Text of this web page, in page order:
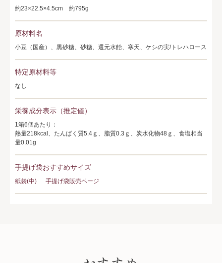
約23×22.5×4.5cm 約795g
原材料名
小豆（国産）、黒砂糖、砂糖、還元水飴、寒天、ケシの実/トレハロース
特定原材料等
なし
栄養成分表示（推定値）
1箱6個あたり：
熱量218kcal、たんぱく質5.4ｇ、脂質0.3ｇ、炭水化物48ｇ、食塩相当
量0.01g
手提げ袋おすすめサイズ
紙袋(中) 手提げ袋販売ページ